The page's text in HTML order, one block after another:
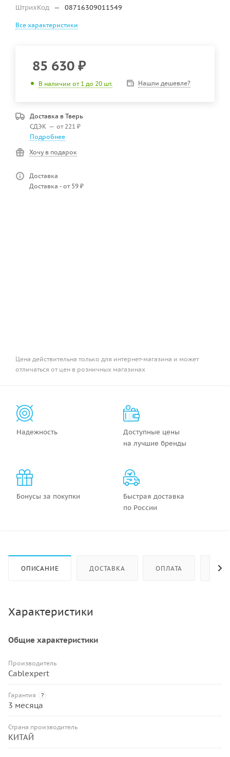
ШтрихКод — 08716309011549
Все характеристики
85 630 ₽
В наличии от 1 до 20 шт. Нашли дешевле?
Доставка в Тверь
СДЭК — от 221 ₽
Подробнее
Хочу в подарок
Доставка
Доставка - от 59 ₽
Цена действительна только для интернет-магазина и может
отличаться от цен в розничных магазинах
Надежность
Доступные цены
на лучшие бренды
Бонусы за покупки
Быстрая доставка
по России
ОПИСАНИЕ ДОСТАВКА ОПЛАТА
Характеристики
Общие характеристики
Производитель
Cablexpert
Гарантия ?
3 месяца
Страна производитель
КИТАЙ